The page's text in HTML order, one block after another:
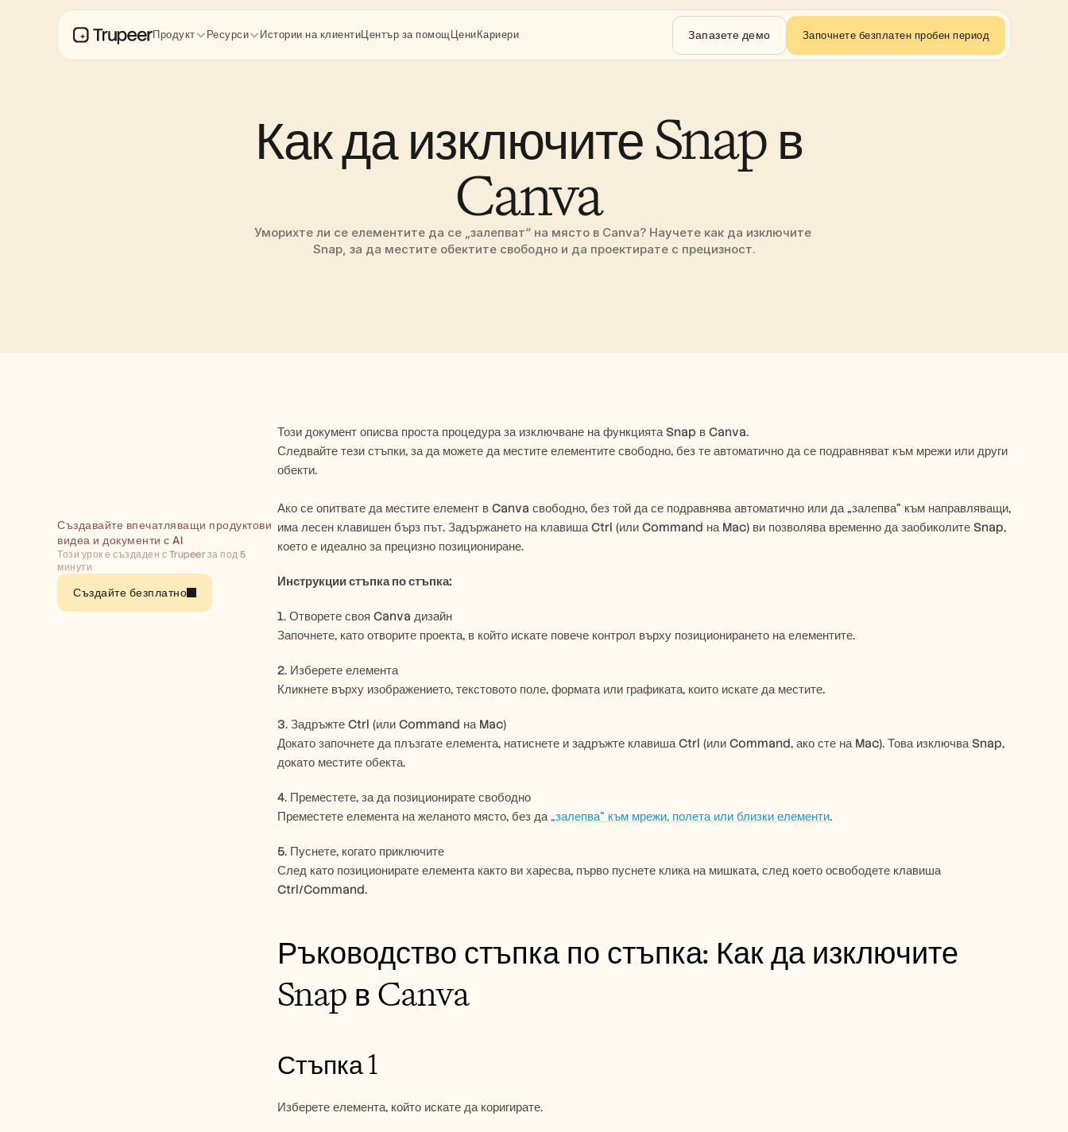
Как да изключите Snap в
Canva
Уморихте ли се елементите да се „залепват“ на място в Canva? Научете как да изключите
Snap, за да местите обектите свободно и да проектирате с прецизност.
Създавайте впечатляващи продуктови
видеа и документи с AI
Този урок е създаден с Trupeer за под 5
минути
Създайте безплатно
Този документ описва проста процедура за изключване на функцията Snap в Canva.
Следвайте тези стъпки, за да можете да местите елементите свободно, без те автоматично да се подравняват към мрежи или други
обекти.
Ако се опитвате да местите елемент в Canva свободно, без той да се подравнява автоматично или да „залепва“ към направляващи,
има лесен клавишен бърз път. Задържането на клавиша Ctrl (или Command на Mac) ви позволява временно да заобиколите Snap,
което е идеално за прецизно позициониране.
Инструкции стъпка по стъпка:
1. Отворете своя Canva дизайн
Започнете, като отворите проекта, в който искате повече контрол върху позиционирането на елементите.
2. Изберете елемента
Кликнете върху изображението, текстовото поле, формата или графиката, които искате да местите.
3. Задръжте Ctrl (или Command на Mac)
Докато започнете да плъзгате елемента, натиснете и задръжте клавиша Ctrl (или Command, ако сте на Mac). Това изключва Snap,
докато местите обекта.
4. Преместете, за да позиционирате свободно
Преместете елемента на желаното място, без да „залепва“ към мрежи, полета или близки елементи.
5. Пуснете, когато приключите
След като позиционирате елемента както ви харесва, първо пуснете клика на мишката, след което освободете клавиша
Ctrl/Command.
Ръководство стъпка по стъпка: Как да изключите
Snap в Canva
Стъпка 1
Изберете елемента, който искате да коригирате.
Продукт Ресурси Истории на клиентиЦентър за помощЦениКариери Запазете демо Започнете безплатен пробен период